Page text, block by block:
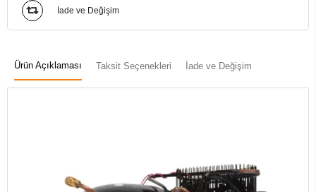
İade ve Değişim
Ürün Açıklaması Taksit Seçenekleri İade ve Değişim